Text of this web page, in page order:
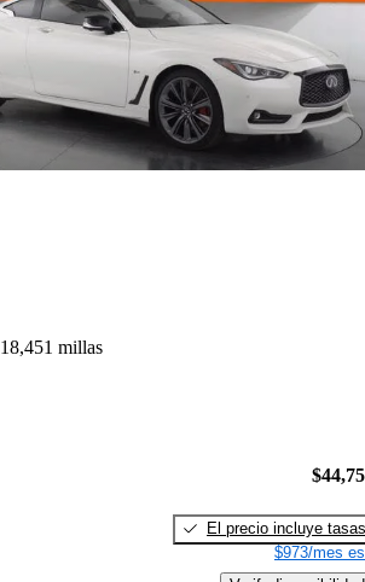
18,451 millas
El precio incluye tasas
$973/mes